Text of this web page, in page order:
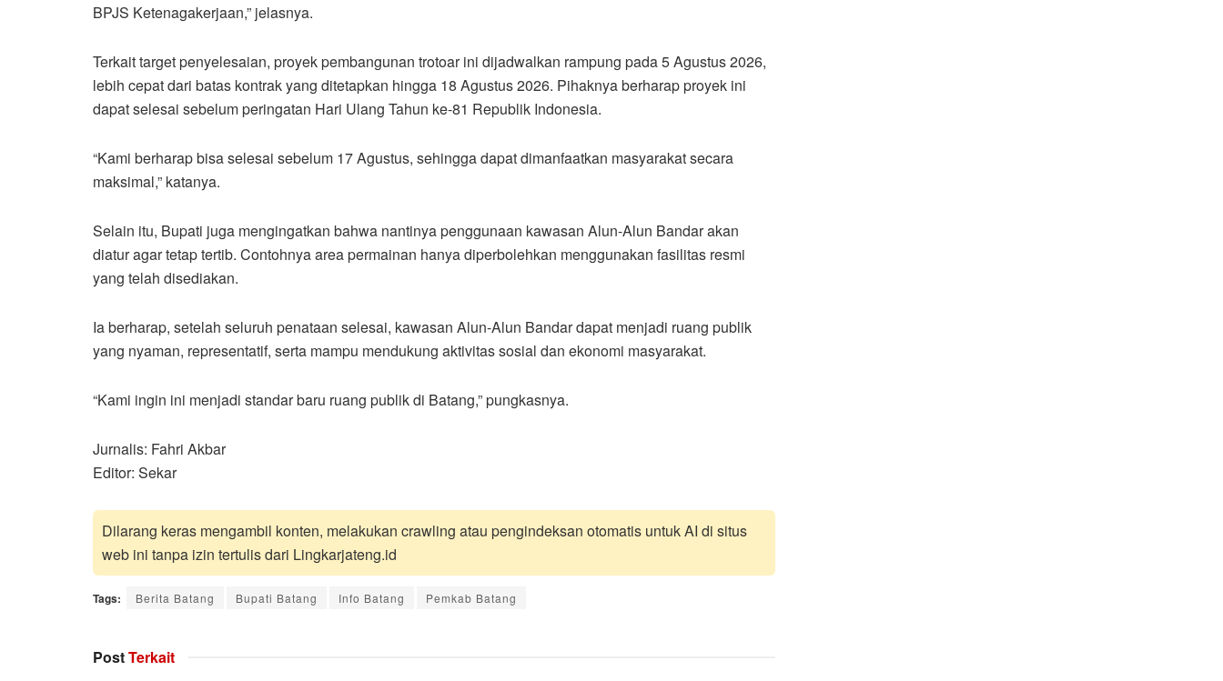
BPJS Ketenagakerjaan,” jelasnya.
Terkait target penyelesaian, proyek pembangunan trotoar ini dijadwalkan rampung pada 5 Agustus 2026,
lebih cepat dari batas kontrak yang ditetapkan hingga 18 Agustus 2026. Pihaknya berharap proyek ini
dapat selesai sebelum peringatan Hari Ulang Tahun ke-81 Republik Indonesia.
“Kami berharap bisa selesai sebelum 17 Agustus, sehingga dapat dimanfaatkan masyarakat secara
maksimal,” katanya.
Selain itu, Bupati juga mengingatkan bahwa nantinya penggunaan kawasan Alun-Alun Bandar akan
diatur agar tetap tertib. Contohnya area permainan hanya diperbolehkan menggunakan fasilitas resmi
yang telah disediakan.
Ia berharap, setelah seluruh penataan selesai, kawasan Alun-Alun Bandar dapat menjadi ruang publik
yang nyaman, representatif, serta mampu mendukung aktivitas sosial dan ekonomi masyarakat.
“Kami ingin ini menjadi standar baru ruang publik di Batang,” pungkasnya.
Jurnalis: Fahri Akbar
Editor: Sekar
Dilarang keras mengambil konten, melakukan crawling atau pengindeksan otomatis untuk AI di situs
web ini tanpa izin tertulis dari Lingkarjateng.id
Tags: Berita Batang Bupati Batang Info Batang Pemkab Batang
PostTerkait